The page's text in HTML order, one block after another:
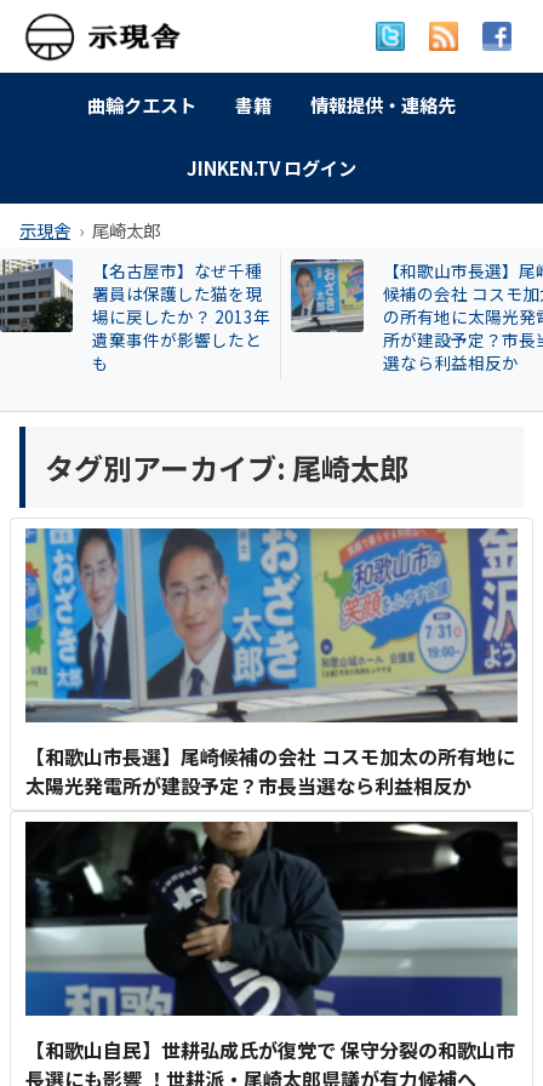
曲輪クエスト 書籍 情報提供・連絡先
JINKEN.TV ログイン
示現舎 尾崎太郎
種
現
年
と
【和歌山市長選】尾崎
候補の会社 コスモ加太
の所有地に太陽光発電
所が建設予定？市長当
【告発スク
興毅氏も被
い牛肉投資
片桐章浩和
説明を求め
タグ別アーカイブ: 尾崎太郎
【和歌山市長選】尾崎候補の会社 コスモ加太の所有地に
太陽光発電所が建設予定？市長当選なら利益相反か
【和歌山自民】世耕弘成氏が復党で 保守分裂の和歌山市
長選にも影響 ！世耕派・尾崎太郎県議が有力候補へ